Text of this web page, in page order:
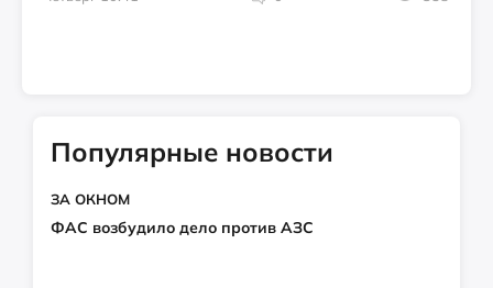
Популярные новости
ЗА ОКНОМ
ФАС возбудило дело против АЗС